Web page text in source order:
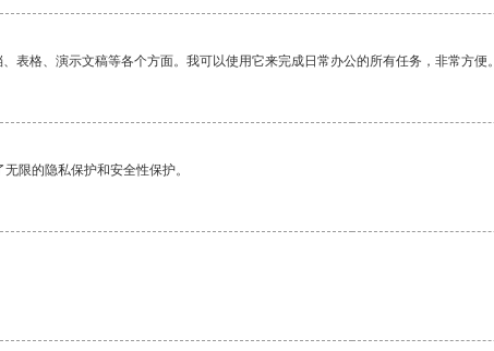
表格、演示文稿等各个方面。我可以使用它来完成日常办公的所有任务，非常方便。
限的隐私保护和安全性保护。